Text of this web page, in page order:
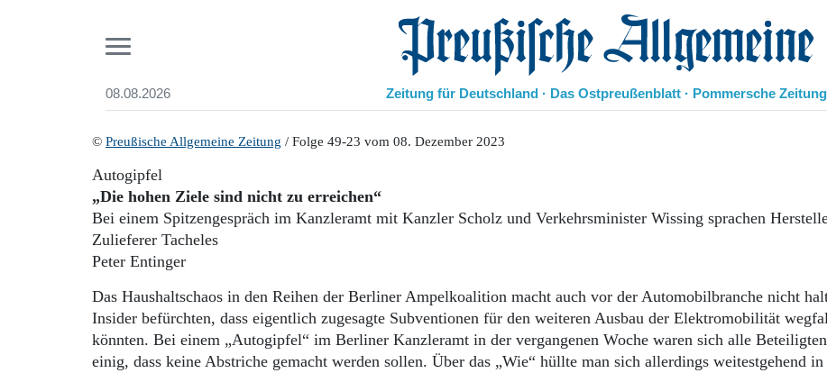
08.08.2026 Preußische Allgemeine Zeitung
Zeitung für Deutschland · Das Ostpreußenblatt · Pommersche Zeitung
Start
Aktuelle Ausgabe
Abonnenten-Login
Abonnent werden
Abo Prämien
Archiv
Gesellschaft
Pommern
Berlin-Brandenburg
Schlesien
Danzig und Westpreußen
Suchen und finden
© Preußische Allgemeine Zeitung / Folge 49-23 vom 08. Dezember 2023
Autogipfel
„Die hohen Ziele sind nicht zu erreichen“
Bei einem Spitzengespräch im Kanzleramt mit Kanzler Scholz und Verkehrsminister Wissing sprachen
Zulieferer Tacheles
Peter Entinger
Das Haushaltschaos in den Reihen der Berliner Ampelkoalition macht auch vor der Automobilbranche nicht
Insider befürchten, dass eigentlich zugesagte Subventionen für den weiteren Ausbau der Elektromobilität
könnten. Bei einem „Autogipfel“ im Berliner Kanzleramt in der vergangenen Woche waren sich alle Beteiligten
einig, dass keine Abstriche gemacht werden sollen. Über das „Wie“ hüllte man sich allerdings weitestgehend in